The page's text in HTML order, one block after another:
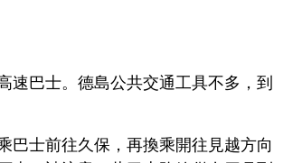
速巴士。德島公共交通工具不多，到
巴士前往久保，再換乘開往見越方向